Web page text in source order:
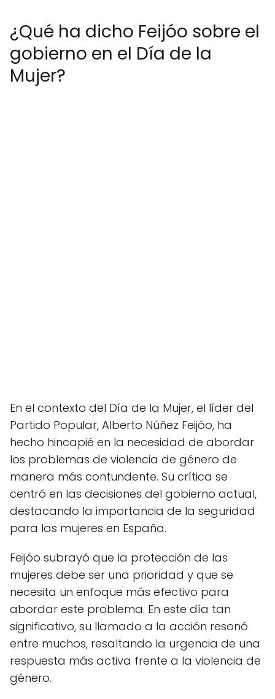
¿Qué ha dicho Feijóo sobre el
gobierno en el Día de la
Mujer?
En el contexto del Día de la Mujer, el líder del
Partido Popular, Alberto Núñez Feijóo, ha
hecho hincapié en la necesidad de abordar
los problemas de violencia de género de
manera más contundente. Su crítica se
centró en las decisiones del gobierno actual,
destacando la importancia de la seguridad
para las mujeres en España.
Feijóo subrayó que la protección de las
mujeres debe ser una prioridad y que se
necesita un enfoque más efectivo para
abordar este problema. En este día tan
significativo, su llamado a la acción resonó
entre muchos, resaltando la urgencia de una
respuesta más activa frente a la violencia de
género.